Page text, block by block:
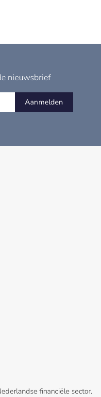
nieuwsbrief
Aanmelden
financiële sector.